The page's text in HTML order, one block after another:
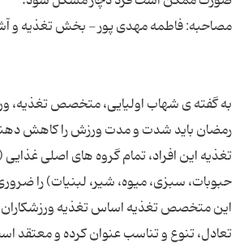
به گفته ی شهاب اولیایی، متخصص تغذیه،
رمضان باید شدت و مدت ورزش را کاهش
تغذیه این افراد، تمام گروه های اصلی